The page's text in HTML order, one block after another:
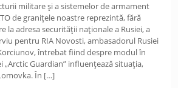
militare și a sistemelor de armament
de granițele noastre reprezintă, fără
la adresa securității naționale a Rusiei, a
pentru RIA Novosti, ambasadorul Rusiei
întrebat fiind despre modul în
„Arctic Guardian” influențează situația,
În […]